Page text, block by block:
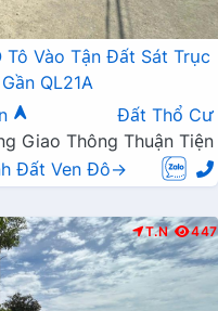
Vào Tận Đất Sát Trục
QL21A
Đất Thổ Cư
Giao Thông Thuận Tiện
Đất Ven Đô→
T.N 447